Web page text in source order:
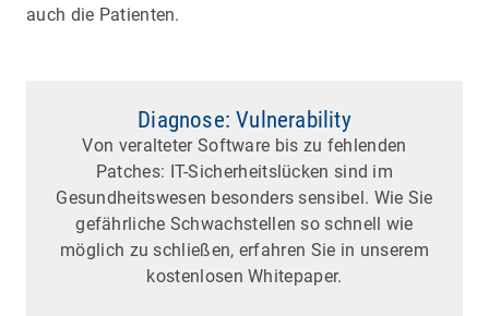
auch die Patienten.
Diagnose: Vulnerability
Von veralteter Software bis zu fehlenden
Patches: IT-Sicherheitslücken sind im
Gesundheitswesen besonders sensibel. Wie Sie
gefährliche Schwachstellen so schnell wie
möglich zu schließen, erfahren Sie in unserem
kostenlosen Whitepaper.